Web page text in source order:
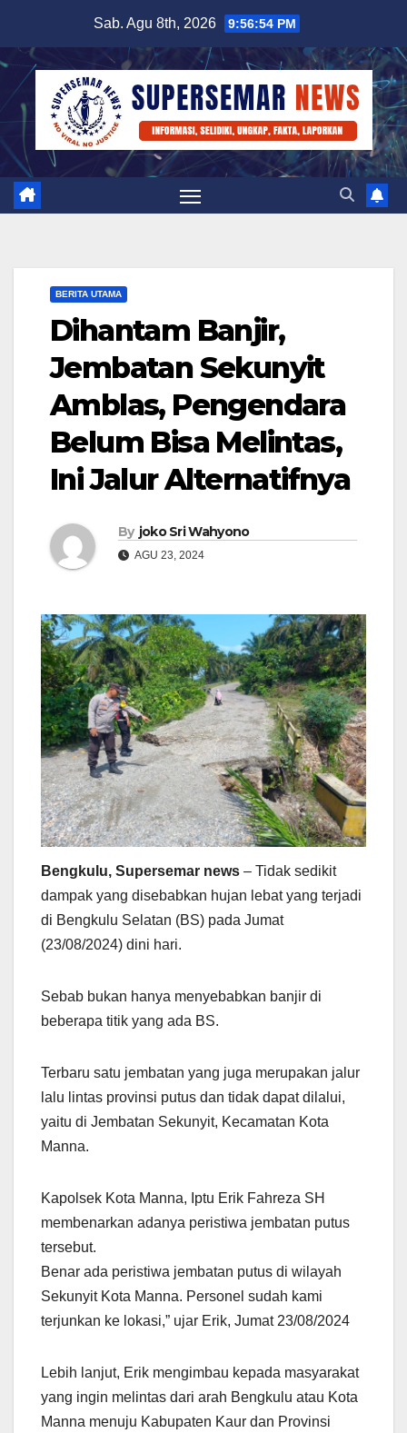
content
Sab. Agu 8th, 2026 9:56:55 PM
BERITA UTAMA
Dihantam Banjir,
Jembatan Sekunyit
Amblas, Pengendara
Belum Bisa Melintas,
Ini Jalur Alternatifnya
By joko Sri Wahyono
AGU 23, 2024
Bengkulu, Supersemar news – Tidak sedikit
dampak yang disebabkan hujan lebat yang terjadi
di Bengkulu Selatan (BS) pada Jumat
(23/08/2024) dini hari.
Sebab bukan hanya menyebabkan banjir di
beberapa titik yang ada BS.
Terbaru satu jembatan yang juga merupakan jalur
lalu lintas provinsi putus dan tidak dapat dilalui,
yaitu di Jembatan Sekunyit, Kecamatan Kota
Manna.
Kapolsek Kota Manna, Iptu Erik Fahreza SH
membenarkan adanya peristiwa jembatan putus
tersebut.
Benar ada peristiwa jembatan putus di wilayah
Sekunyit Kota Manna. Personel sudah kami
terjunkan ke lokasi,” ujar Erik, Jumat 23/08/2024
Lebih lanjut, Erik mengimbau kepada masyarakat
yang ingin melintas dari arah Bengkulu atau Kota
Manna menuju Kabupaten Kaur dan Provinsi